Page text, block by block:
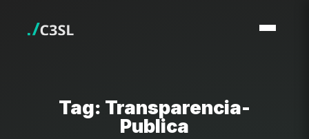
Tag: Transparencia-
Publica